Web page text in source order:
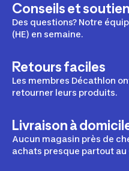
Conseils et soutien
Des questions? Notre
(HE) en semaine.
Retours faciles
Les membres Décathlon
retourner leurs produits.
Livraison à
Aucun magasin près de
achats presque partout au